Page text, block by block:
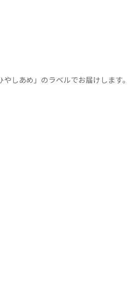
しあめ」のラベルでお届けします。